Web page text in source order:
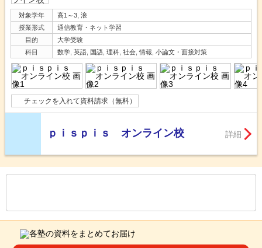
対象学年
高1～3, 浪
授業形式
通信教育・ネット学習
目的
大学受験
科目
数学, 英語, 国語, 理科, 社会, 情報, 小論文・面接対策
チェックを入れて資料請求（無料）
ｐｉｓｐｉｓ オンライン校 詳細